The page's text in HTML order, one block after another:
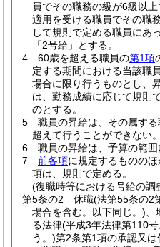
員でその職務の級が6級以
適用を受ける職員でその職
して規則で定める職員にあ
「2号給」とする。
4
60歳を超える職員の第1項
定する期間における当該職
場合に限り行うものとし、
は、勤務成績に応じて規則
のとする。
5
職員の昇給は、その属す
超えて行うことができない。
6
職員の昇給は、予算の範囲
7
前各項に規定するものの
項は、規則で定める。
(復職時等における号給の調
第5条の2
休職(法第55条の2
場合を含む。以下同じ。)
る法律(平成3年法律第110
う。)第2条第1項の承認又